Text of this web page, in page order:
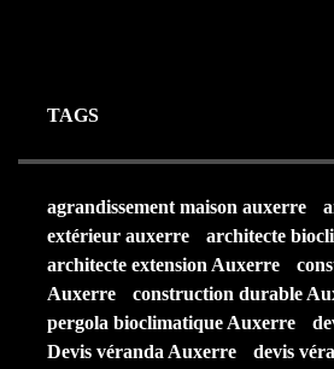
TAGS
agrandissement maison auxerre
extérieur auxerre
architecte
architecte extension Auxerre
Auxerre
construction durable
pergola bioclimatique Auxerre
Devis véranda Auxerre
devis